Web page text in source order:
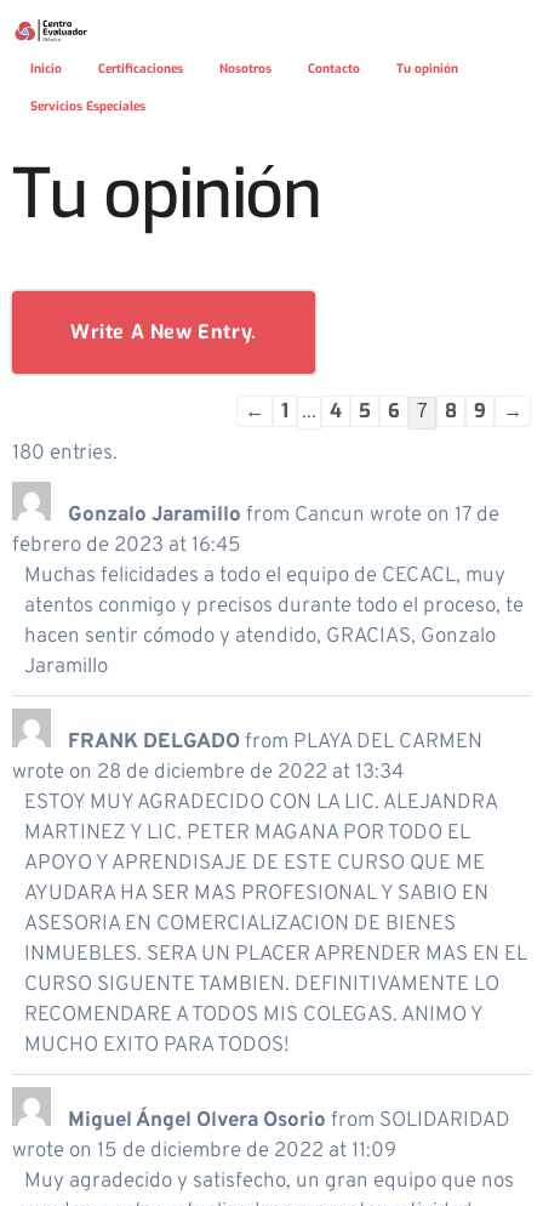
Inicio Certificaciones Nosotros Contacto Tu opinión
Servicios Especiales
Tu opinión
← 1 ... 4 5 6 7 8 9 →
180 entries.
Gonzalo Jaramillo from Cancun wrote on 17 de
febrero de 2023 at 16:45
Muchas felicidades a todo el equipo de CECACL, muy
atentos conmigo y precisos durante todo el proceso, te
hacen sentir cómodo y atendido, GRACIAS, Gonzalo
Jaramillo
FRANK DELGADOfrom PLAYA DEL CARMEN
wrote on 28 de diciembre de 2022 at 13:34
ESTOY MUY AGRADECIDO CON LA LIC. ALEJANDRA
MARTINEZ Y LIC. PETER MAGANA POR TODO EL
APOYO Y APRENDISAJE DE ESTE CURSO QUE ME
AYUDARA HA SER MAS PROFESIONAL Y SABIO EN
ASESORIA EN COMERCIALIZACION DE BIENES
INMUEBLES. SERA UN PLACER APRENDER MAS EN EL
CURSO SIGUENTE TAMBIEN. DEFINITIVAMENTE LO
RECOMENDARE A TODOS MIS COLEGAS. ANIMO Y
MUCHO EXITO PARA TODOS!
Miguel Ángel Olvera Osorio from SOLIDARIDAD
wrote on 15 de diciembre de 2022 at 11:09
Muy agradecido y satisfecho, un gran equipo que nos